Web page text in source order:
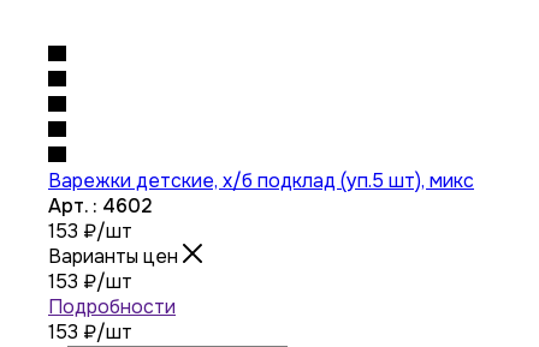
Варежки детские, х/б подклад (уп.5 шт), микс
Арт. : 4602
153 ₽/шт
Варианты цен
153 ₽/шт
Подробности
153 ₽/шт